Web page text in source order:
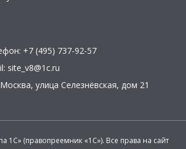
+7 (495) 737-92-57
site_v8@1c.ru
, улица Селезнёвская, дом 21
1С» (правопреемник «1С»). Все права на сайт